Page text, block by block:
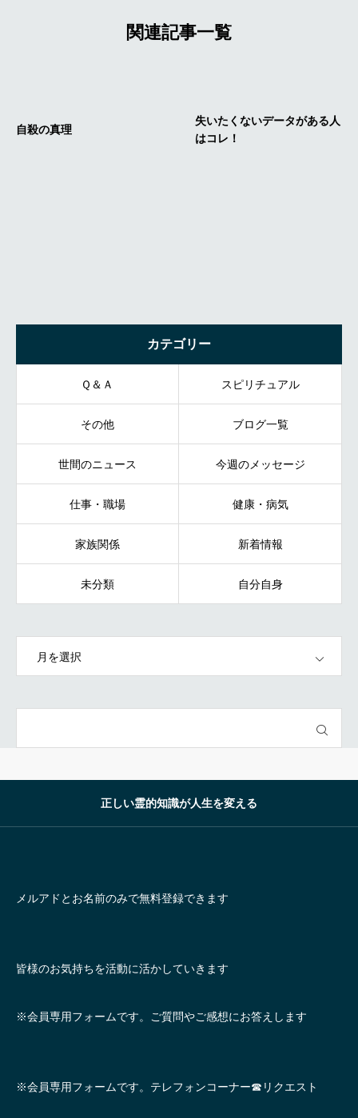
関連記事一覧
カテゴリー
Ｑ＆Ａ スピリチュアル
その他 ブログ一覧
世間のニュース 今週のメッセージ
仕事・職場 健康・病気
家族関係 新着情報
未分類 自分自身
正しい霊的知識が人生を変える
メルアドとお名前のみで無料登録できます
皆様のお気持ちを活動に活かしていきます
※会員専用フォームです。ご質問やご感想にお答えします
※会員専用フォームです。テレフォンコーナー☎リクエスト